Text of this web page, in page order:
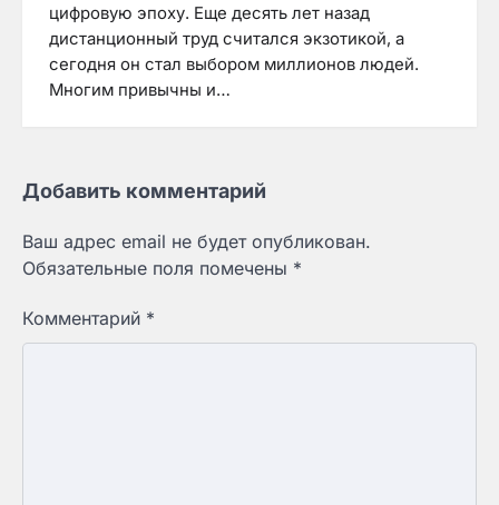
цифровую эпоху. Еще десять лет назад
дистанционный труд считался экзотикой, а
сегодня он стал выбором миллионов людей.
Многим привычны и…
Добавить комментарий
Ваш адрес email не будет опубликован.
Обязательные поля помечены *
Комментарий *